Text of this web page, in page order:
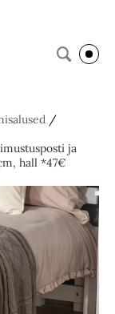
/
ja
hall *47€